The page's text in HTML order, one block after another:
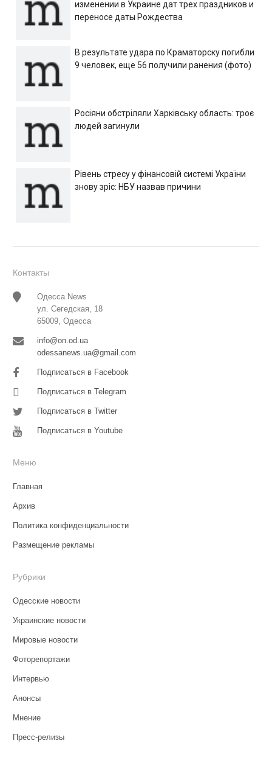
изменении в Украине дат трех праздников и
переносе даты Рождества
В результате удара по Краматорску погибли
9 человек, еще 56 получили ранения (фото)
Росіяни обстріляли Харківську область: троє
людей загинули
Рівень стресу у фінансовій системі України
знову зріс: НБУ назвав причини
Контакты
Одесса News
ул. Сегедская, 18
65009, Одесса
info@on.od.ua
odessanews.ua@gmail.com
Подписаться в Facebook
Подписаться в Telegram
Подписаться в Twitter
Подписаться в Youtube
Меню
Главная
Архив
Политика конфиденциальности
Размещение рекламы
Рубрики
Одесские новости
Украинские новости
Мировые новости
Фоторепортажи
Интервью
Анонсы
Мнение
Пресс-релизы